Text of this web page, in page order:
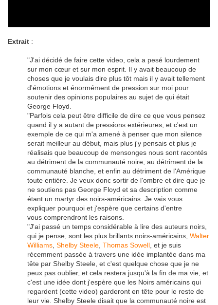
Extrait :
"J'ai décidé de faire cette video, cela a pesé lourdement
sur mon cœur et sur mon esprit. Il y avait beaucoup de
choses que je voulais dire plus tôt mais il y avait tellement
d'émotions et énormément de pression sur moi pour
soutenir des opinions populaires au sujet de qui était
George Floyd.
"Parfois cela peut être difficile de dire ce que vous pensez
quand il y a autant de pressions extérieures, et c'est un
exemple de ce qui m'a amené à penser que mon silence
serait meilleur au début, mais plus j'y pensais et plus je
réalisais que beaucoup de mensonges nous sont racontés
au détriment de la communauté noire, au détriment de la
communauté blanche, et enfin au détriment de l'Amérique
toute entière. Je veux donc sortir de l'ombre et dire que je
ne soutiens pas George Floyd et sa description comme
étant un martyr des noirs-américains. Je vais vous
expliquer pourquoi et j'espère que certains d'entre
vous comprendront les raisons.
"J'ai passé un temps considérable à lire des auteurs noirs,
qui je pense, sont les plus brillants noirs-américains, Walter
Williams Shelby Steele Thomas Sowell , et je suis
récemment passée à travers une idée implantée dans ma
tête par Shelby Steele, et c'est quelque chose que je ne
peux pas oublier, et cela restera jusqu'à la fin de ma vie, et
c'est une idée dont j'espère que les Noirs américains qui
regardent (cette video) garderont en tête pour le reste de
leur vie. Shelby Steele disait que la communauté noire est